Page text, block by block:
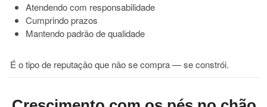
Atendendo com responsabilidade
Cumprindo prazos
Mantendo padrão de qualidade
É o tipo de reputação que não se compra — se constrói.